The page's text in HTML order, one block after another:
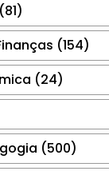
(154)
(24)
(500)